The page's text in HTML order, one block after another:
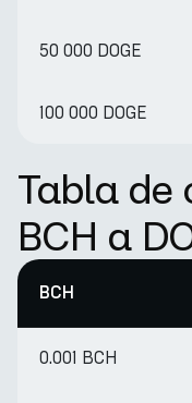
50 000 DOGE
100 000 DOGE
Tabla de
BCH a
BCH
0.001 BCH